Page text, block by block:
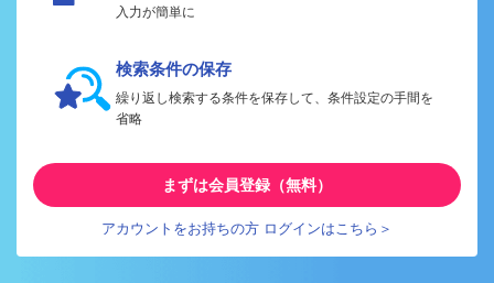
入力が簡単に
検索条件の保存
繰り返し検索する条件を保存して、条件設定の手間を
省略
まずは会員登録（無料）
アカウントをお持ちの方 ログインはこちら＞